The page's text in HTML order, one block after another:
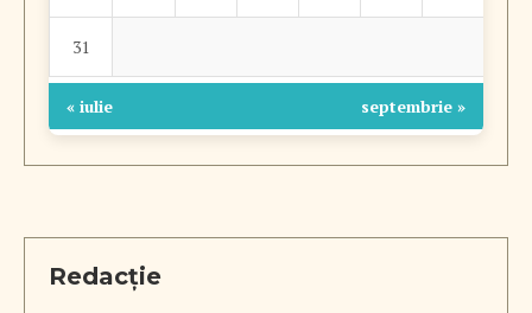
31
« iulie septembrie »
Redacție